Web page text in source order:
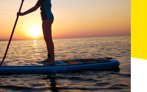
Urbanisation Riomar. Dans
espagnol, anglais et français
non accessible aux personnes
ou à mobilité réduite.
de 13 ans. Le service à offrir à des
groupes (2 à 5 personnes).